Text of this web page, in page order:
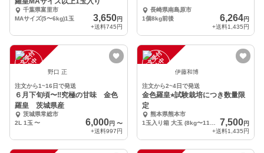
千葉県富里市
MAサイズ(5〜6kg)1玉
3,650円
+送料745円
長崎県南島原市
1個8kg前後
6,264円
+送料1,435円
注
文
受
付
停
止
中 野口 正
注文から1~16日で発送
６月下旬頃〜‼️究極の甘味 金色
羅皇 茨城県産
茨城県常総市
2L 1玉 〜 6,000円 〜
+送料997円
注
文
受
付
停
止
中 伊藤和博
注文から2~4日で発送
金色羅皇⭐︎試験栽培につき数量限
定
熊本県熊本市
7,500円
+送料1,435円